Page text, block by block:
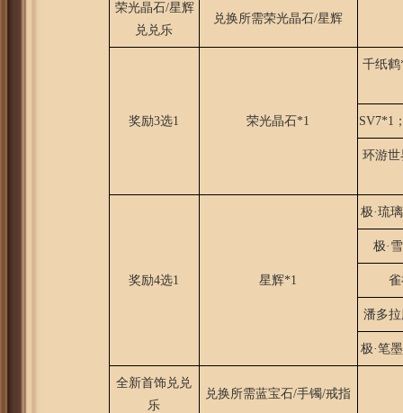
荣光晶石/星辉
兑兑乐
兑换所需荣光晶石/星辉
奖励3选1 荣光晶石*1
千纸鹤
SV7*1
环游世
奖励4选1 星辉*1
极·琉
极·
潘多
极·笔
全新首饰兑兑
乐
兑换所需蓝宝石/手镯/戒指